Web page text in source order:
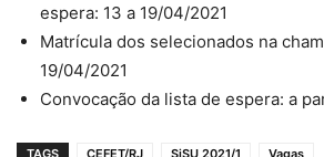
espera: 13 a 19/04/2021
Matrícula dos selecionados na
19/04/2021
Convocação da lista de espera: a
TAGS CEFET/RJ SiSU 2021/1 Vagas